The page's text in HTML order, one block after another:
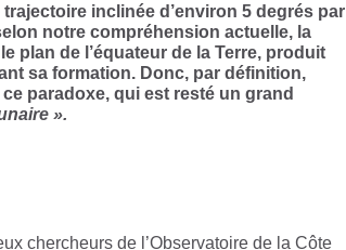
inclinée d’environ 5 degrés par
notre compréhension actuelle, la
plan de l’équateur de la Terre, produit
sa formation. Donc, par définition,
paradoxe, qui est resté un grand
».
chercheurs de l’Observatoire de la Côte